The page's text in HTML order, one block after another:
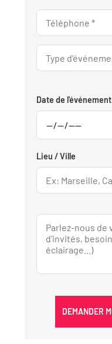
Date de l'événement
Lieu / Ville